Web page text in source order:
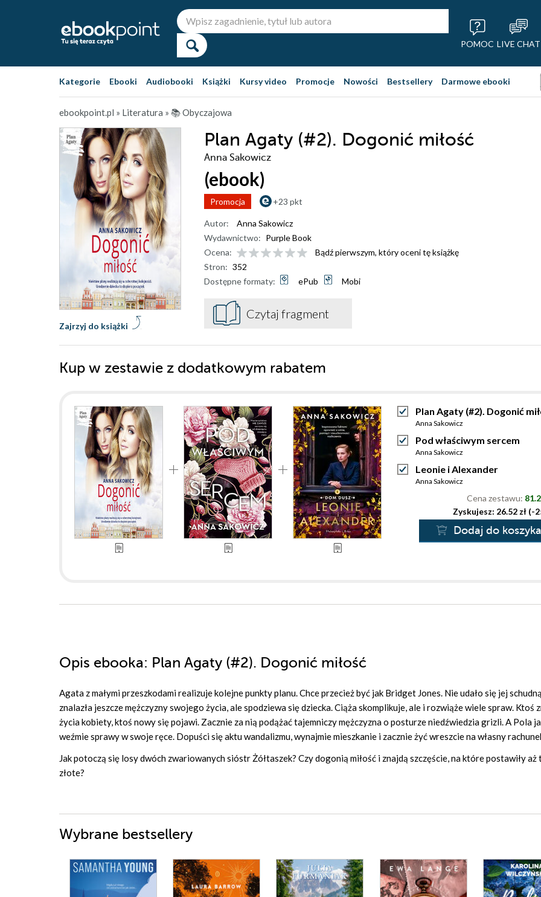
POMOC LIVE CHAT
Kategorie Ebooki Audiobooki Książki Kursy video Promocje Nowości Bestsellery Darmowe ebooki
ebookpoint.pl » Literatura » 📚 Obyczajowa
Plan Agaty (#2). Dogonić miłość
Anna Sakowicz
(ebook)
Promocja +23 pkt
Zajrzyj do książki
Autor:
Anna Sakowicz
Wydawnictwo: Purple Book
Ocena:
Bądź pierwszym, który oceni tę książkę
Stron: 352
Dostępne formaty:
ePub Mobi
Czytaj fragment
Kup w zestawie z dodatkowym rabatem
Plan Agaty (#2). Dogonić
Anna Sakowicz
Pod właściwym sercem
Anna Sakowicz
Leonie i Alexander
Anna Sakowicz
Cena zestawu:
Zyskujesz: 26.52 zł (-
Dodaj do koszyka
Opis ebooka: Plan Agaty (#2). Dogonić miłość
Agata z małymi przeszkodami realizuje kolejne punkty planu. Chce przecież być jak Bridget Jones. Nie udało się jej
znalazła jeszcze mężczyzny swojego życia, ale spodziewa się dziecka. Ciąża skomplikuje, ale i rozwiąże wiele spraw. Ktoś
życia kobiety, ktoś nowy się pojawi. Zacznie za nią podążać tajemniczy mężczyzna o posturze niedźwiedzia grizli. A Pola
weźmie sprawy w swoje ręce. Dopuści się aktu wandalizmu, wynajmie mieszkanie i zacznie żyć wreszcie na własny
Jak potoczą się losy dwóch zwariowanych sióstr Żółtaszek? Czy dogonią miłość i znajdą szczęście, na które postawiły aż
złote?
Wybrane bestsellery